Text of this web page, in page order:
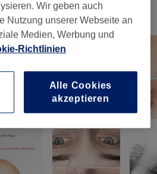
Wir geben auch
Nutzung unserer Webseite an
Medien, Werbung und
Richtlinien
Alle Cookies
akzeptieren